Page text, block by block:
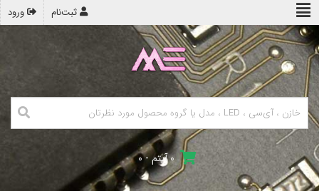
ورود ثبت‌نام
۰ آیتم - ۰